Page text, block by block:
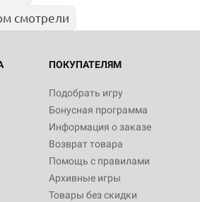
смотрели
ПОКУПАТЕЛЯМ
Подобрать игру
Бонусная программа
Информация о заказе
Возврат товара
Помощь с правилами
Архивные игры
Товары без скидки